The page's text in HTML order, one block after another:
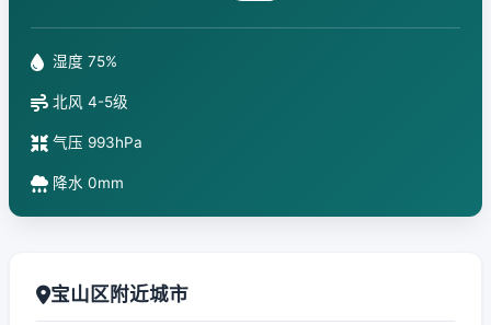
湿度 75%
北风 4-5级
气压 993hPa
降水 0mm
宝山区附近城市